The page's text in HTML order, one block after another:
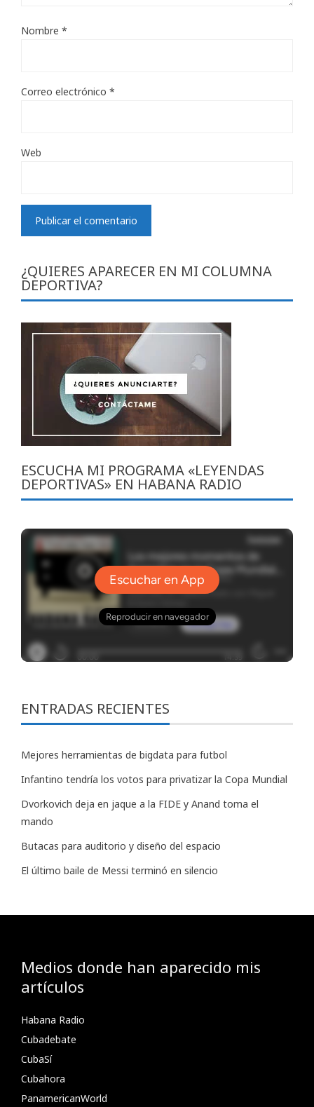
Nombre *
Correo electrónico *
Web
¿QUIERES APARECER EN MI COLUMNA
DEPORTIVA?
ESCUCHA MI PROGRAMA «LEYENDAS
DEPORTIVAS» EN HABANA RADIO
ENTRADAS RECIENTES
Mejores herramientas de bigdata para futbol
Infantino tendría los votos para privatizar la Copa Mundial
Dvorkovich deja en jaque a la FIDE y Anand toma el
mando
Butacas para auditorio y diseño del espacio
El último baile de Messi terminó en silencio
Medios donde han aparecido mis
artículos
Habana Radio
Cubadebate
CubaSí
Cubahora
PanamericanWorld